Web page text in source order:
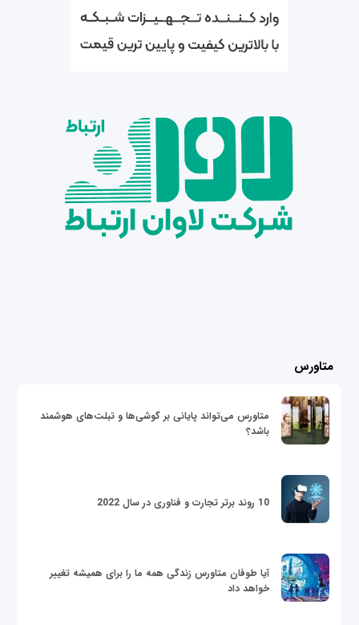
متاورس
متاورس می‌تواند پایانی بر گوشی‌ها و تبلت‌های هوشمند
باشد؟
10 روند برتر تجارت و فناوری در سال 2022
آیا طوفان متاورس زندگی همه ما را برای همیشه تغییر
خواهد داد